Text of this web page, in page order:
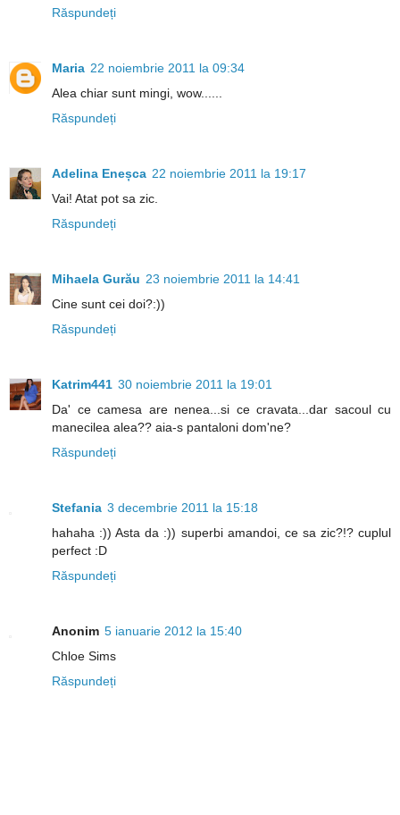
Răspundeți
Maria 22 noiembrie 2011 la 09:34
Alea chiar sunt mingi, wow......
Răspundeți
Adelina Eneșca 22 noiembrie 2011 la 19:17
Vai! Atat pot sa zic.
Răspundeți
Mihaela Gurău 23 noiembrie 2011 la 14:41
Cine sunt cei doi?:))
Răspundeți
Katrim441 30 noiembrie 2011 la 19:01
Da' ce camesa are nenea...si ce cravata...dar sacoul cu
manecilea alea?? aia-s pantaloni dom'ne?
Răspundeți
Stefania 3 decembrie 2011 la 15:18
hahaha :)) Asta da :)) superbi amandoi, ce sa zic?!? cuplul
perfect :D
Răspundeți
Anonim 5 ianuarie 2012 la 15:40
Chloe Sims
Răspundeți